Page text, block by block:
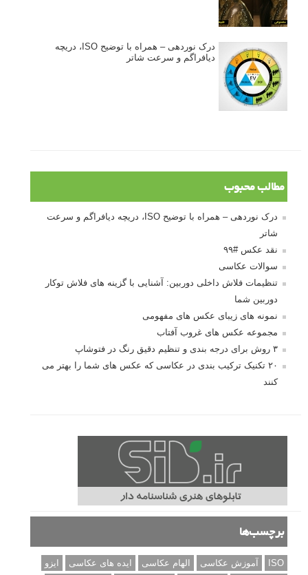
درک نوردهی – همراه با توضیح ISO، دریچه
دیافراگم و سرعت شاتر
مطالب محبوب
درک نوردهی – همراه با توضیح ISO، دریچه دیافراگم و سرعت
شاتر
نقد عکس #۹۹
سوالات عکاسی
تنظیمات فلاش داخلی دوربین: آشنایی با گزینه های فلاش توکار
دوربین شما
نمونه های زیبای عکس های مفهومی
مجموعه عکس های غروب آفتاب
۳ روش برای درجه بندی و تنظیم دقیق رنگ در فتوشاپ
۲۰ تکنیک ترکیب بندی در عکاسی که عکس های شما را بهتر می
کنند
برچسب‌ها
ISO آموزش عکاسی الهام عکاسی ایده های عکاسی
ایزو